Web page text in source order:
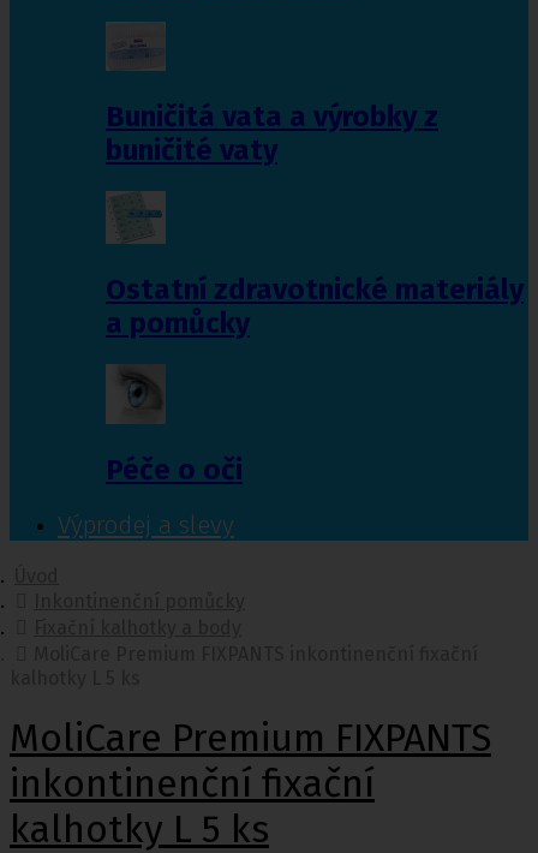
Buničitá vata a výrobky z
buničité vaty
Ostatní zdravotnické materiály
a pomůcky
Péče o oči
Výprodej a slevy
MoliCare Premium FIXPANTS
inkontinenční fixační
kalhotky L 5 ks